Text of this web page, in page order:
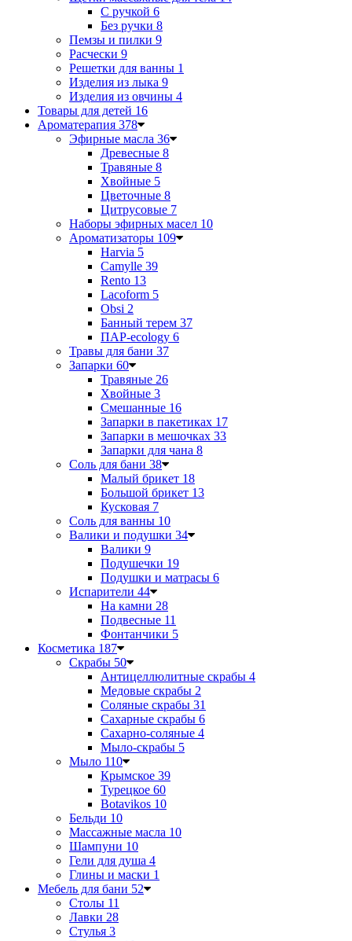
С ручкой 6
Без ручки 8
Пемзы и пилки 9
Расчески 9
Решетки для ванны 1
Изделия из лыка 9
Изделия из овчины 4
Товары для детей 16
Ароматерапия 378
Эфирные масла 36
Древесные 8
Травяные 8
Хвойные 5
Цветочные 8
Цитрусовые 7
Наборы эфирных масел 10
Ароматизаторы 109
Harvia 5
Camylle 39
Rento 13
Lacoform 5
Obsi 2
Банный терем 37
ПАР-ecology 6
Травы для бани 37
Запарки 60
Травяные 26
Хвойные 3
Смешанные 16
Запарки в пакетиках 17
Запарки в мешочках 33
Запарки для чана 8
Соль для бани 38
Малый брикет 18
Большой брикет 13
Кусковая 7
Соль для ванны 10
Валики и подушки 34
Валики 9
Подушечки 19
Подушки и матрасы 6
Испарители 44
На камни 28
Подвесные 11
Фонтанчики 5
Косметика 187
Скрабы 50
Антицеллюлитные скрабы 4
Медовые скрабы 2
Соляные скрабы 31
Сахарные скрабы 6
Сахарно-соляные 4
Мыло-скрабы 5
Мыло 110
Крымское 39
Турецкое 60
Botavikos 10
Бельди 10
Массажные масла 10
Шампуни 10
Гели для душа 4
Глины и маски 1
Мебель для бани 52
Столы 11
Лавки 28
Стулья 3